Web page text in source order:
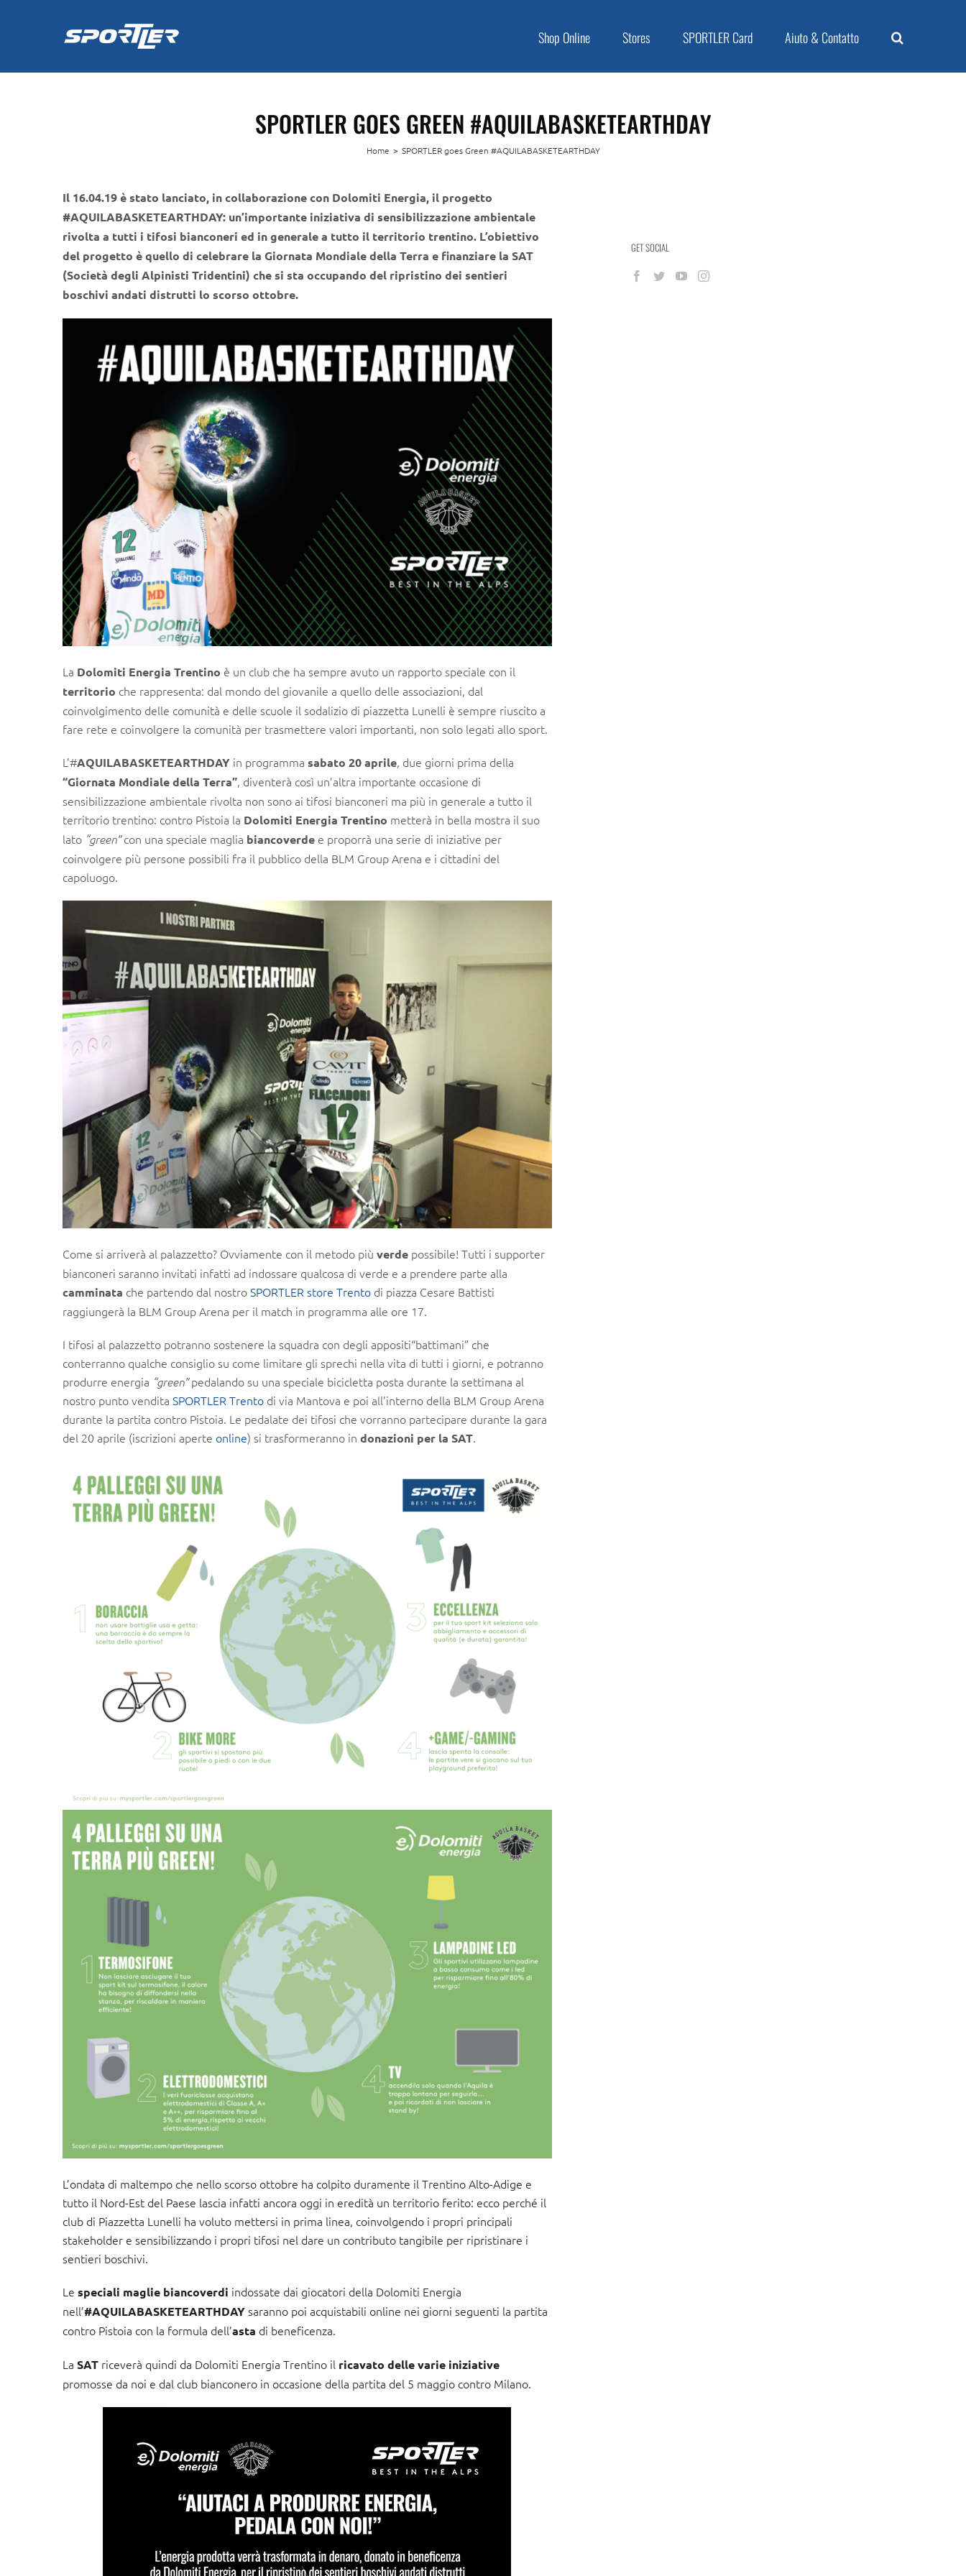
Shop Online Stores SPORTLER Card Aiuto & Contatto
SPORTLER GOES GREEN #AQUILABASKETEARTHDAY
Home > SPORTLER goes Green #AQUILABASKETEARTHDAY
Il 16.04.19 è stato lanciato, in collaborazione con Dolomiti Energia, il progetto
#AQUILABASKETEARTHDAY: un’importante iniziativa di sensibilizzazione ambientale
rivolta a tutti i tifosi bianconeri ed in generale a tutto il territorio trentino. L’obiettivo
del progetto è quello di celebrare la Giornata Mondiale della Terra e finanziare la SAT
(Società degli Alpinisti Tridentini) che si sta occupando del ripristino dei sentieri
boschivi andati distrutti lo scorso ottobre.
La Dolomiti Energia Trentino è un club che ha sempre avuto un rapporto speciale con il
territorio che rappresenta: dal mondo del giovanile a quello delle associazioni, dal
coinvolgimento delle comunità e delle scuole il sodalizio di piazzetta Lunelli è sempre riuscito a
fare rete e coinvolgere la comunità per trasmettere valori importanti, non solo legati allo sport.
L’#AQUILABASKETEARTHDAY in programma sabato 20 aprile, due giorni prima della
“Giornata Mondiale della Terra”, diventerà così un’altra importante occasione di
sensibilizzazione ambientale rivolta non sono ai tifosi bianconeri ma più in generale a tutto il
territorio trentino: contro Pistoia la Dolomiti Energia Trentino metterà in bella mostra il suo
lato “green”con una speciale maglia biancoverde e proporrà una serie di iniziative per
coinvolgere più persone possibili fra il pubblico della BLM Group Arena e i cittadini del
capoluogo.
Come si arriverà al palazzetto? Ovviamente con il metodo più verde possibile! Tutti i supporter
bianconeri saranno invitati infatti ad indossare qualcosa di verde e a prendere parte alla
camminata che partendo dal nostroSPORTLER store Trento di piazza Cesare Battisti
raggiungerà la BLM Group Arena per il match in programma alle ore 17.
I tifosi al palazzetto potranno sostenere la squadra con degli appositi“battimani” che
conterranno qualche consiglio su come limitare gli sprechi nella vita di tutti i giorni, e potranno
produrre energia “green”pedalando su una speciale bicicletta posta durante la settimana al
nostro punto vendita SPORTLER Trento di via Mantova e poi all’interno della BLM Group Arena
durante la partita contro Pistoia. Le pedalate dei tifosi che vorranno partecipare durante la gara
del 20 aprile (iscrizioni aperte online) si trasformeranno in donazioni per la SAT.
L’ondata di maltempo che nello scorso ottobre ha colpito duramente il Trentino Alto-Adige e
tutto il Nord-Est del Paese lascia infatti ancora oggi in eredità un territorio ferito: ecco perché il
club di Piazzetta Lunelli ha voluto mettersi in prima linea, coinvolgendo i propri principali
stakeholder e sensibilizzando i propri tifosi nel dare un contributo tangibile per ripristinare i
sentieri boschivi.
Le speciali maglie biancoverdi indossate dai giocatori della Dolomiti Energia
nell’#AQUILABASKETEARTHDAYsaranno poi acquistabili online nei giorni seguenti la partita
contro Pistoia con la formula dell’asta di beneficenza.
La SAT riceverà quindi da Dolomiti Energia Trentino il ricavato delle varie iniziative
promosse da noi e dal club bianconero in occasione della partita del 5 maggio contro Milano.
GET SOCIAL